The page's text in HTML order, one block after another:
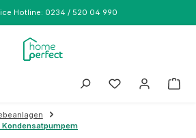
Hotline: 0234 / 520 04 990